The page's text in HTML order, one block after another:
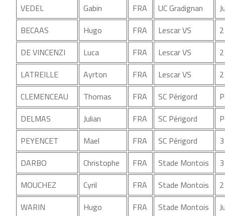
VEDEL
Gabin FRA UC Gradignan
BECAAS
Hugo FRA Lescar VS
DE VINCENZI
Luca FRA Lescar VS
LATREILLE
Ayrton FRA Lescar VS
CLEMENCEAU
Thomas FRA SC Périgord
DELMAS
Julian FRA SC Périgord
PEYENCET
Mael FRA SC Périgord
DARBO
Christophe FRA Stade Montois
MOUCHEZ
Cyril FRA Stade Montois
WARIN
Hugo FRA Stade Montois